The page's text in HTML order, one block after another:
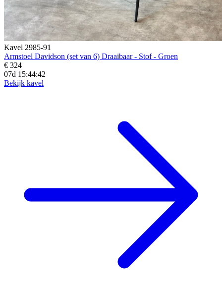
Kavel 2985-91
Armstoel Davidson (set van 6) Draaibaar - Stof - Groen
€ 324
07d 15:44:40
Bekijk kavel